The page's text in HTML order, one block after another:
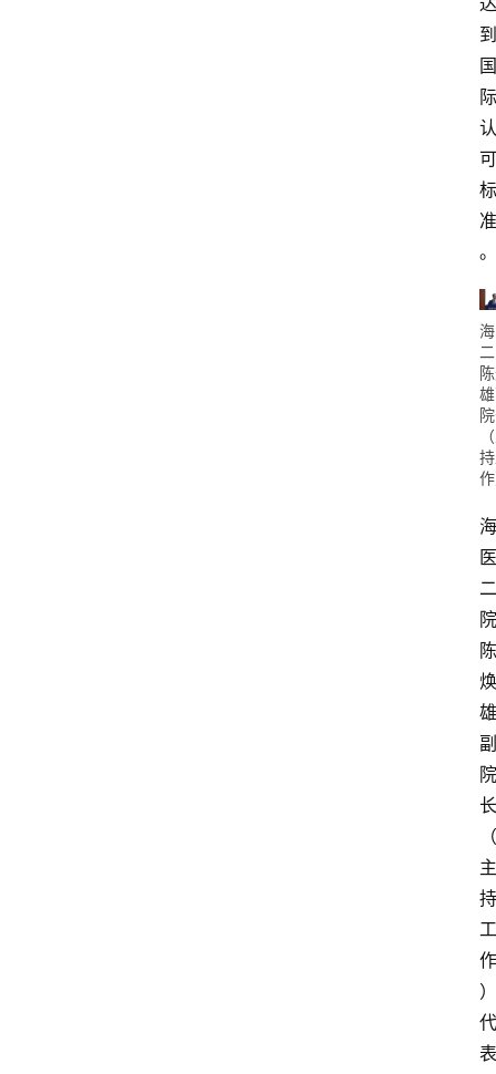
到
国
际
认
可
标
准
。
海
医
二
院
陈
焕
雄
副
院
长
（
主
持
工
作
）
代
表